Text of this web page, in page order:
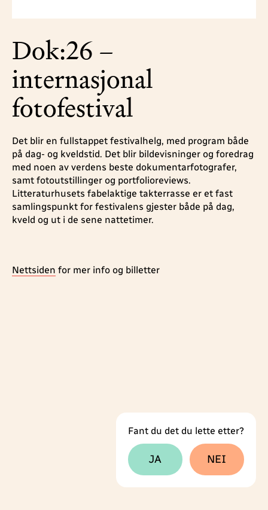
Dok:26 –
internasjonal
fotofestival
Det blir en fullstappet festivalhelg, med program både
på dag- og kveldstid. Det blir bildevisninger og foredrag
med noen av verdens beste dokumentarfotografer,
samt fotoutstillinger og portfolioreviews.
Litteraturhusets fabelaktige takterrasse er et fast
samlingspunkt for festivalens gjester både på dag,
kveld og ut i de sene nattetimer.
Nettsiden for mer info og billetter
Fant du det du lette etter?
Tilbakemeldingsskjema
JA NEI